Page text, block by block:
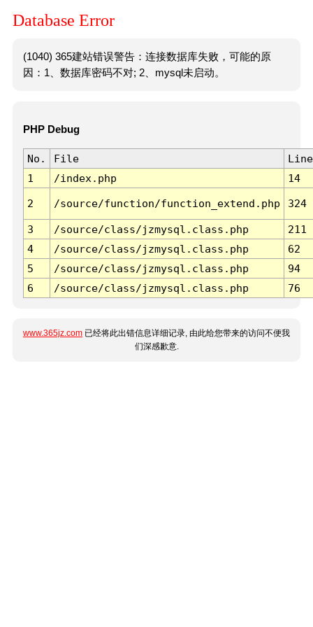
Database Error
(1040) 365建站错误警告：连接数据库失败，可能的原
因：1、数据库密码不对; 2、mysql未启动。
PHP Debug
No. File
Line
1
/index.php 14
2 /source/function/function_extend.php 324
3 /source/class/jzmysql.class.php
211
4
/source/class/jzmysql.class.php
62
5
/source/class/jzmysql.class.php
94
6
/source/class/jzmysql.class.php 76
www.365jz.com 已经将此出错信息详细记录, 由此给您带来的访问不便我
们深感歉意.